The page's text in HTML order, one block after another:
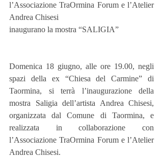
l’Associazione TraOrmina Forum e l’Atelier
Andrea Chisesi
inaugurano la mostra “SALIGIA”
Domenica 18 giugno, alle ore 19.00, negli
spazi della ex “Chiesa del Carmine” di
Taormina, si terrà l’inaugurazione della
mostra Saligia dell’artista Andrea Chisesi,
organizzata dal Comune di Taormina, e
realizzata in collaborazione con
l’Associazione TraOrmina Forum e l’Atelier
Andrea Chisesi.